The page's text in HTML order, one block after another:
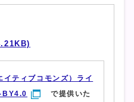
イティブコモンズ）ライ
BY4.0
で提供いた